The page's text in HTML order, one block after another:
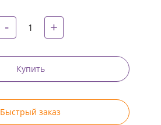
Pinterest
- +
Купить
Быстрый заказ